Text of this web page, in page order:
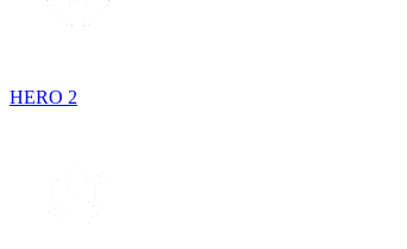
HERO 2